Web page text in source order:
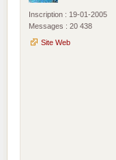
Inscription : 19-01-2005
Messages : 20 438
Site Web